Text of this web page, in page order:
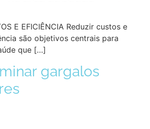
E EFICIÊNCIA Reduzir custos e
são objetivos centrais para
que […]
gargalos